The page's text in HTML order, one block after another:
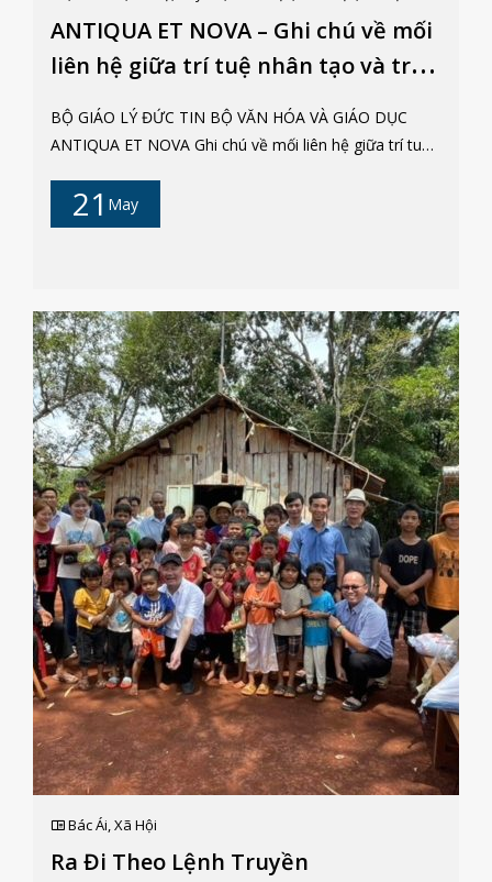
21 May
ANTIQUA ET NOVA – Ghi chú về mối
liên hệ giữa trí tuệ nhân tạo và trí
tuệ con người
BỘ GIÁO LÝ ĐỨC TIN BỘ VĂN HÓA VÀ GIÁO DỤC
ANTIQUA ET NOVA Ghi chú về mối liên hệ giữa trí tuệ
Tuấn, AA I. Giới thiệu Với một sự khôn ngoan vừa cổ
xưa vừa mới mẻ (x. Mt 13,52), chúng ta được mời gọi
gần đây của trí tuệ nhân tạo (AI). Truyền thống Kitô
giáo coi ân ban trí tuệ là một khía cạnh thiết yếu của
việc con người được tạo dựng « theo hình ảnh Thiên
Chúa » (St 1,27). Từ cái nhìn toàn diện về con người và
việc đánh giá cao lời kêu gọi « canh tác » và « gìn giữ »
trái đất (x. St 2,15), Hội Thánh nhấn mạnh rằng ân ban
này phải được thể hiện qua việc sử dụng có trách
nhiệm lý trí và khả năng kỹ thuật để phục vụ th...
Bác Ái,Xã Hội
Ra Đi Theo Lệnh Truyền